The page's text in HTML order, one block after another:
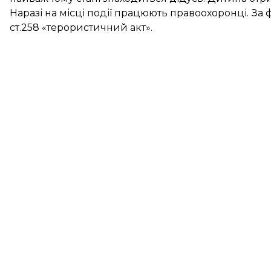
Наразі на місці події працюють правоохоронці.
ст.258 «терористичний акт».